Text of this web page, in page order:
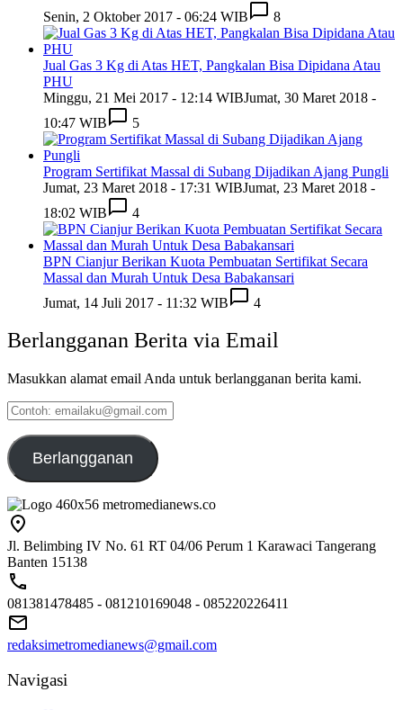
Senin, 2 Oktober 2017 - 06:24 WIB
8
Jual Gas 3 Kg di Atas HET, Pangkalan Bisa Dipidana Atau
PHU
Minggu, 21 Mei 2017 - 12:14 WIBJumat, 30 Maret 2018 -
10:47 WIB
5
Program Sertifikat Massal di Subang Dijadikan Ajang Pungli
Jumat, 23 Maret 2018 - 17:31 WIBJumat, 23 Maret 2018 -
18:02 WIB
4
BPN Cianjur Berikan Kuota Pembuatan Sertifikat Secara
Massal dan Murah Untuk Desa Babakansari
Jumat, 14 Juli 2017 - 11:32 WIB
4
Berlangganan Berita via Email
Masukkan alamat email Anda untuk berlangganan berita kami.
Contoh:
emailaku@gmail.com
Berlangganan
Jl. Belimbing IV No. 61 RT 04/06 Perum 1 Karawaci Tangerang
Banten 15138
081381478485 - 081210169048 - 085220226411
redaksimetromedianews@gmail.com
Navigasi